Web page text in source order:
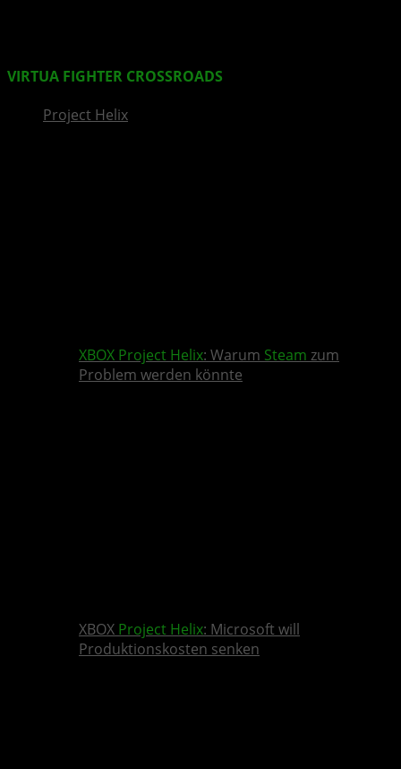
VIRTUA FIGHTER CROSSROADS
Project Helix
XBOX Project Helix: Warum Steam zum
Problem werden könnte
XBOX Project Helix: Microsoft will
Produktionskosten senken